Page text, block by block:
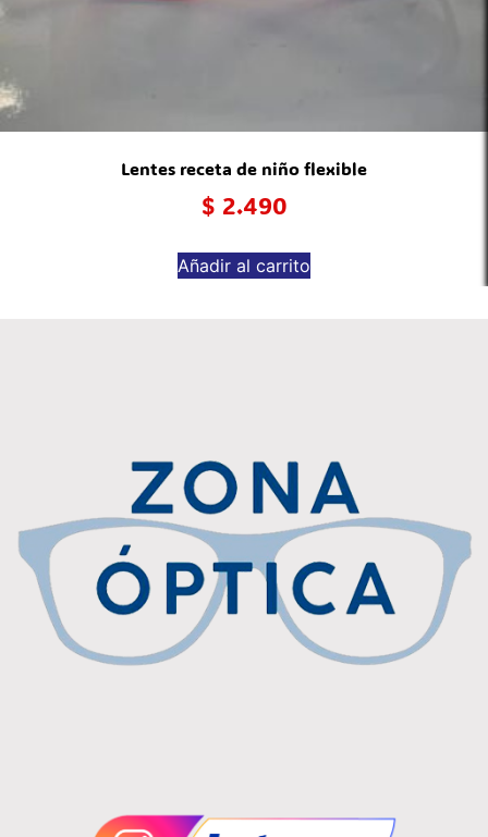
Lentes receta de niño flexible
$ 2.490
Añadir al carrito